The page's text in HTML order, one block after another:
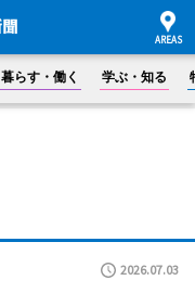
暮らす・働く 学ぶ・知る
2026.07.03